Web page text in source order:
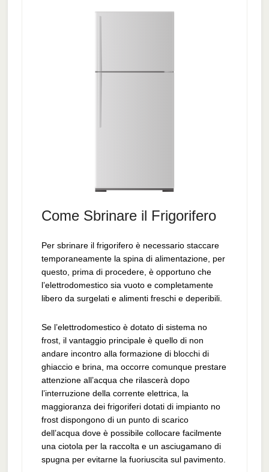
Come Sbrinare il Frigorifero
Per sbrinare il frigorifero è necessario staccare
temporaneamente la spina di alimentazione, per
questo, prima di procedere, è opportuno che
l’elettrodomestico sia vuoto e completamente
libero da surgelati e alimenti freschi e deperibili.
Se l’elettrodomestico è dotato di sistema no
frost, il vantaggio principale è quello di non
andare incontro alla formazione di blocchi di
ghiaccio e brina, ma occorre comunque prestare
attenzione all’acqua che rilascerà dopo
l’interruzione della corrente elettrica, la
maggioranza dei frigoriferi dotati di impianto no
frost dispongono di un punto di scarico
dell’acqua dove è possibile collocare facilmente
una ciotola per la raccolta e un asciugamano di
spugna per evitarne la fuoriuscita sul pavimento.